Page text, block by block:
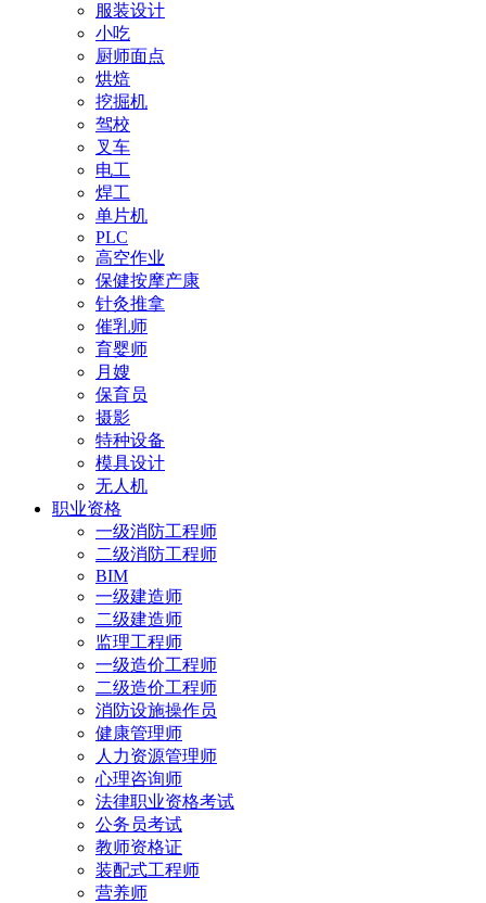
服装设计
小吃
厨师面点
烘焙
挖掘机
驾校
叉车
电工
焊工
单片机
PLC
高空作业
保健按摩产康
针灸推拿
催乳师
育婴师
月嫂
保育员
摄影
特种设备
模具设计
无人机
职业资格
一级消防工程师
二级消防工程师
BIM
一级建造师
二级建造师
监理工程师
一级造价工程师
二级造价工程师
消防设施操作员
健康管理师
人力资源管理师
心理咨询师
法律职业资格考试
公务员考试
教师资格证
装配式工程师
营养师